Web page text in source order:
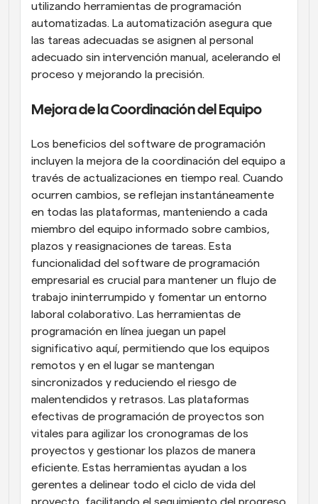
utilizando herramientas de programación
automatizadas. La automatización asegura que
las tareas adecuadas se asignen al personal
adecuado sin intervención manual, acelerando el
proceso y mejorando la precisión.
Mejora de la Coordinación del Equipo
Los beneficios del software de programación
incluyen la mejora de la coordinación del equipo a
través de actualizaciones en tiempo real. Cuando
ocurren cambios, se reflejan instantáneamente
en todas las plataformas, manteniendo a cada
miembro del equipo informado sobre cambios,
plazos y reasignaciones de tareas. Esta
funcionalidad del software de programación
empresarial es crucial para mantener un flujo de
trabajo ininterrumpido y fomentar un entorno
laboral colaborativo. Las herramientas de
programación en línea juegan un papel
significativo aquí, permitiendo que los equipos
remotos y en el lugar se mantengan
sincronizados y reduciendo el riesgo de
malentendidos y retrasos. Las plataformas
efectivas de programación de proyectos son
vitales para agilizar los cronogramas de los
proyectos y gestionar los plazos de manera
eficiente. Estas herramientas ayudan a los
gerentes a delinear todo el ciclo de vida del